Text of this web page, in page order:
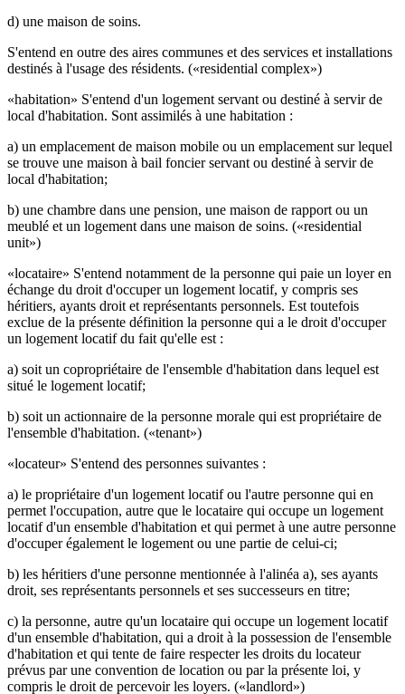
d) une maison de soins.
S'entend en outre des aires communes et des services et installations
destinés à l'usage des résidents. («residential complex»)
«habitation» S'entend d'un logement servant ou destiné à servir de
local d'habitation. Sont assimilés à une habitation :
a) un emplacement de maison mobile ou un emplacement sur lequel
se trouve une maison à bail foncier servant ou destiné à servir de
local d'habitation;
b) une chambre dans une pension, une maison de rapport ou un
meublé et un logement dans une maison de soins. («residential
unit»)
«locataire» S'entend notamment de la personne qui paie un loyer en
échange du droit d'occuper un logement locatif, y compris ses
héritiers, ayants droit et représentants personnels. Est toutefois
exclue de la présente définition la personne qui a le droit d'occuper
un logement locatif du fait qu'elle est :
a) soit un copropriétaire de l'ensemble d'habitation dans lequel est
situé le logement locatif;
b) soit un actionnaire de la personne morale qui est propriétaire de
l'ensemble d'habitation. («tenant»)
«locateur» S'entend des personnes suivantes :
a) le propriétaire d'un logement locatif ou l'autre personne qui en
permet l'occupation, autre que le locataire qui occupe un logement
locatif d'un ensemble d'habitation et qui permet à une autre personne
d'occuper également le logement ou une partie de celui-ci;
b) les héritiers d'une personne mentionnée à l'alinéa a), ses ayants
droit, ses représentants personnels et ses successeurs en titre;
c) la personne, autre qu'un locataire qui occupe un logement locatif
d'un ensemble d'habitation, qui a droit à la possession de l'ensemble
d'habitation et qui tente de faire respecter les droits du locateur
prévus par une convention de location ou par la présente loi, y
compris le droit de percevoir les loyers. («landlord»)